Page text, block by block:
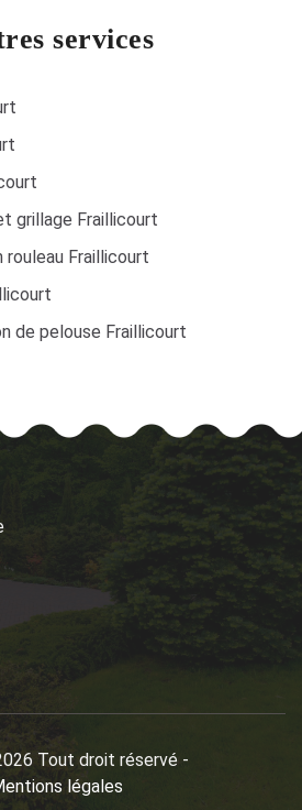
services
grillage Fraillicourt
rouleau Fraillicourt
de pelouse Fraillicourt
Tout droit réservé -
légales